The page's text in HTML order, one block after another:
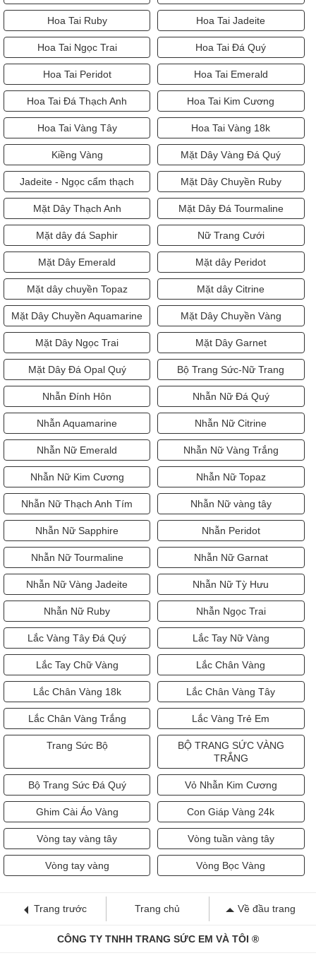
Hoa tai Topaz Hoa Tai Sapphire
Hoa Tai Ruby Hoa Tai Jadeite
Hoa Tai Ngọc Trai Hoa Tai Đá Quý
Hoa Tai Peridot Hoa Tai Emerald
Hoa Tai Đá Thạch Anh Hoa Tai Kim Cương
Hoa Tai Vàng Tây Hoa Tai Vàng 18k
Kiềng Vàng Mặt Dây Vàng Đá Quý
Jadeite - Ngọc cẩm thạch Mặt Dây Chuyền Ruby
Mặt Dây Thạch Anh Mặt Dây Đá Tourmaline
Mặt dây đá Saphir Nữ Trang Cưới
Mặt Dây Emerald Mặt dây Peridot
Mặt dây chuyền Topaz Mặt dây Citrine
Mặt Dây Chuyền Aquamarine Mặt Dây Chuyền Vàng
Mặt Dây Ngọc Trai Mặt Dây Garnet
Mặt Dây Đá Opal Quý Bộ Trang Sức-Nữ Trang
Nhẫn Đính Hôn Nhẫn Nữ Đá Quý
Nhẫn Aquamarine Nhẫn Nữ Citrine
Nhẫn Nữ Emerald Nhẫn Nữ Vàng Trắng
Nhẫn Nữ Kim Cương Nhẫn Nữ Topaz
Nhẫn Nữ Thạch Anh Tím Nhẫn Nữ vàng tây
Nhẫn Nữ Sapphire Nhẫn Peridot
Nhẫn Nữ Tourmaline Nhẫn Nữ Garnat
Nhẫn Nữ Vàng Jadeite Nhẫn Nữ Tỳ Hưu
Nhẫn Nữ Ruby Nhẫn Ngọc Trai
Lắc Vàng Tây Đá Quý Lắc Tay Nữ Vàng
Lắc Tay Chữ Vàng Lắc Chân Vàng
Lắc Chân Vàng 18k Lắc Chân Vàng Tây
Lắc Chân Vàng Trắng Lắc Vàng Trẻ Em
BỘ TRANG SỨC VÀNG
TRẮNG
Bộ Trang Sức Đá Quý Vỏ Nhẫn Kim Cương
Ghim Cài Áo Vàng Con Giáp Vàng 24k
Vòng tay vàng tây Vòng tuần vàng tây
Vòng tay vàng Vòng Bọc Vàng